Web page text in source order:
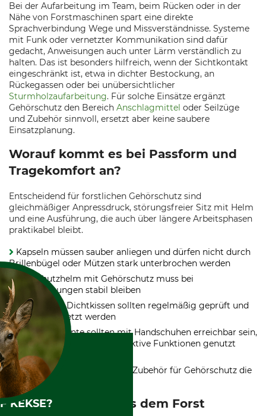
Bei der Aufarbeitung im Team, beim Rücken oder in der
Nähe von Forstmaschinen spart eine direkte
Sprachverbindung Wege und Missverständnisse. Systeme
mit Funk oder vernetzter Kommunikation sind dafür
gedacht, Anweisungen auch unter Lärm verständlich zu
halten. Das ist besonders hilfreich, wenn der Sichtkontakt
eingeschränkt ist, etwa in dichter Bestockung, an
Rückegassen oder bei unübersichtlicher
Sturmholzaufarbeitung. Für solche Einsätze ergänzt
Gehörschutz den Bereich Anschlagmittel oder Seilzüge
und Zubehör sinnvoll, ersetzt aber keine saubere
Einsatzplanung.
Worauf kommt es bei Passform und
Tragekomfort an?
Entscheidend für forstlichen Gehörschutz sind
gleichmäßiger Anpressdruck, störungsfreier Sitz mit Helm
und eine Ausführung, die auch über längere Arbeitsphasen
praktikabel bleibt.
Kapseln müssen sauber anliegen und dürfen nicht durch
Brillenbügel oder Mützen stark unterbrochen werden
Ein Schutzhelm mit Gehörschutz muss bei
Kopfbewegungen stabil bleiben
Polster und Dichtkissen sollten regelmäßig geprüft und
bei Bedarf ersetzt werden
Bedienelemente sollten mit Handschuhen erreichbar sein,
wenn Kommunikation oder aktive Funktionen genutzt
werden
Für saisonale Einsätze kann Zubehör für Gehörschutz die
Nutzbarkeit verbessern
Einsatzbeispiele aus dem Forst
KEKSE?